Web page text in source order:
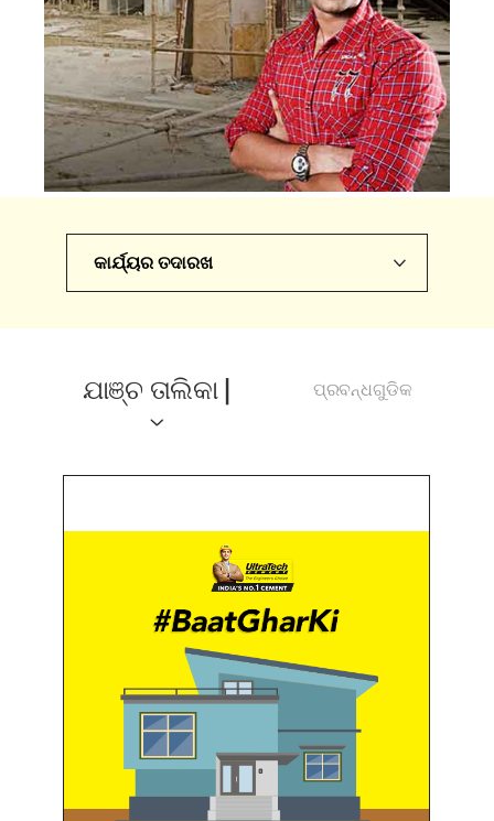
କାର୍ଯ୍ୟର ତଦାରଖ
ଯାଞ୍ଚ ତାଲିକା | ପ୍ରବନ୍ଧଗୁଡିକ